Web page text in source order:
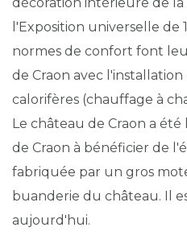
l'Exposition universelle de
normes de confort font
de Craon avec l'installation
calorifères (chauffage à
Le château de Craon a
de Craon à bénéficier de
fabriquée par un gros
buanderie du château. Il
aujourd'hui.